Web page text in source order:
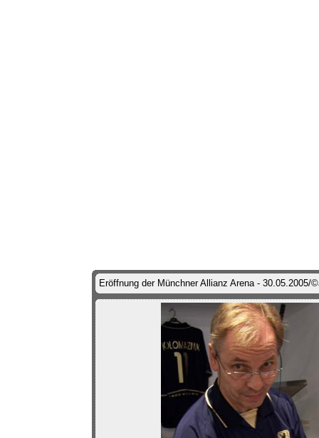
Eröffnung der Münchner Allianz Arena -